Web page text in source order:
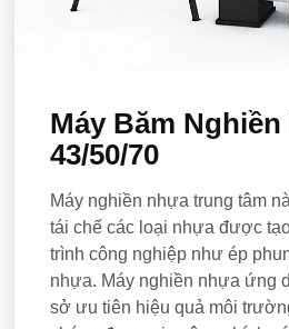
Máy Băm
43/50/70
Máy nghiền nhựa trung tâm
tái chế các loại nhựa được
trình công nghiệp như ép
nhựa. Máy nghiền nhựa ứng
sở ưu tiên hiệu quả môi